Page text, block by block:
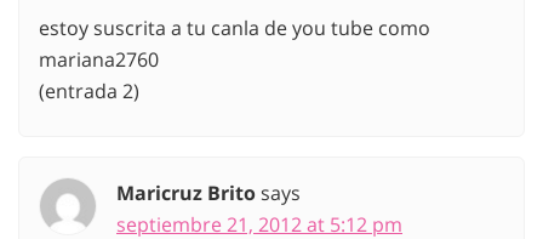
estoy suscrita a tu canla de you tube como
mariana2760
(entrada 2)
Maricruz Britosays
septiembre 21, 2012 at 5:12 pm